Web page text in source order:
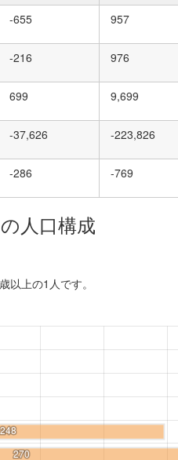
-655 957
-216 976
699 9,699
-37,626 -223,826
-286 -769
人口構成
以上の1人です。